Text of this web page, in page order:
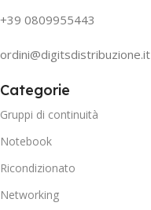
+39 0809955443
ordini@digitsdistribuzione.it
Categorie
Gruppi di continuità
Notebook
Ricondizionato
Networking